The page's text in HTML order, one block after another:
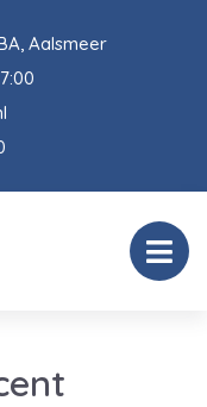
Aalsmeer